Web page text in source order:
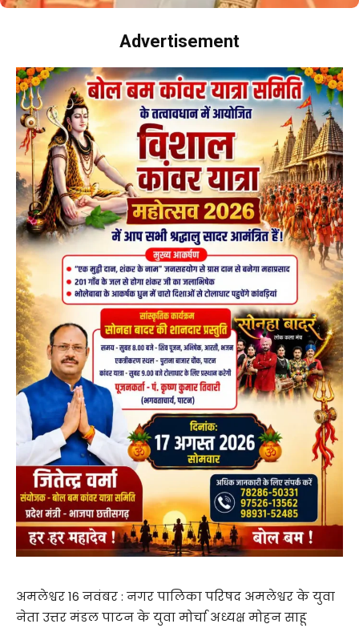
Advertisement
अमलेश्वर 16 नवंबर : नगर पालिका परिषद अमलेश्वर के युवा
नेता उत्तर मंडल पाटन के युवा मोर्चा अध्यक्ष मोहन साहू